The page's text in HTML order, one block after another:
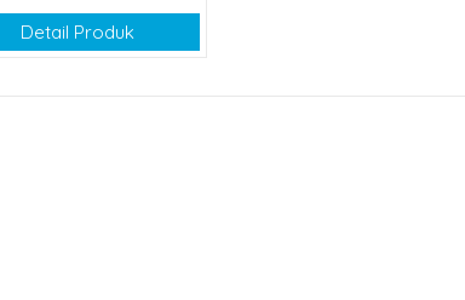
Detail Produk